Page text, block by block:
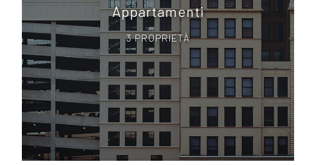
Appartamenti
3 PROPRIETÀ